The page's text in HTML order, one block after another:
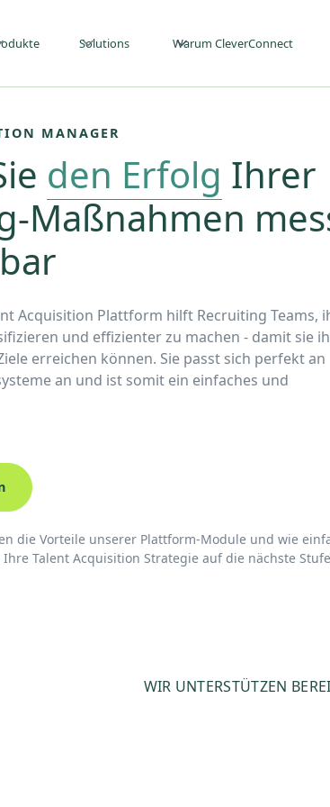
Solutions Warum CleverConnect
MANAGER
den Erfolg Ihrer
Maßnahmen
Acquisition Plattform hilft Recruiting Teams,
und effizienter zu machen - damit sie
erreichen können. Sie passt sich perfekt an
an und ist somit ein einfaches und
die Vorteile unserer Plattform-Module und wie
Talent Acquisition Strategie auf die nächste
WIR UNTERSTÜTZEN